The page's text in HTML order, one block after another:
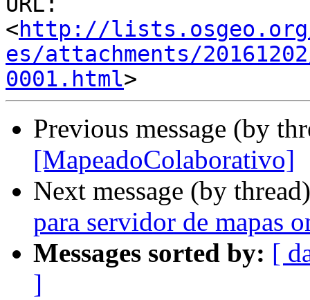
<http://
es/attachments/
0001.html
Previous message (by
[MapeadoColaborativo]
Next message (by
para servidor de mapas
Messages sorted by: [
]